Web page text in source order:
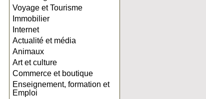
Voyage et Tourisme
Immobilier
Internet
Actualité et média
Animaux
Art et culture
Commerce et boutique
Enseignement, formation et
Emploi